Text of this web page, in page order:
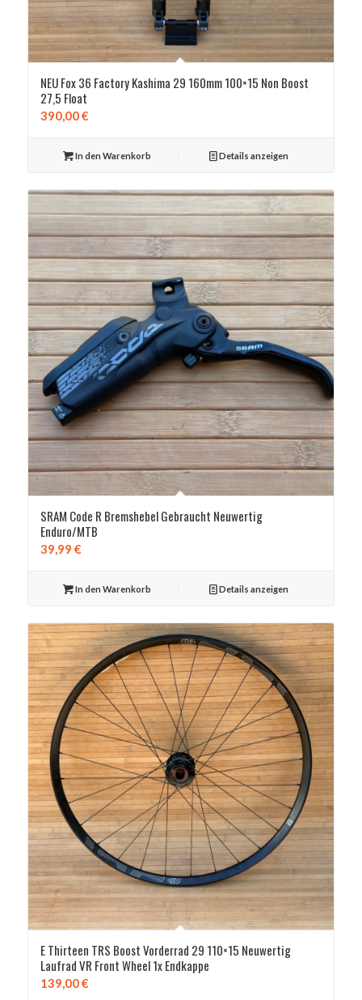
NEU Fox 36 Factory Kashima 29 160mm 100×15 Non Boost
27,5 Float
390,00€
In den Warenkorb Details anzeigen
SRAM Code R Bremshebel Gebraucht Neuwertig
Enduro/MTB
39,99 €
In den Warenkorb Details anzeigen
E Thirteen TRS Boost Vorderrad 29 110×15 Neuwertig
Laufrad VR Front Wheel 1x Endkappe
139,00€